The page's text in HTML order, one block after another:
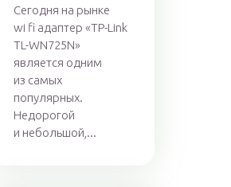
Сегодня на рынке
wi fi адаптер «TP-Link
TL-WN725N»
является одним
из самых
популярных.
Недорогой
и небольшой,...